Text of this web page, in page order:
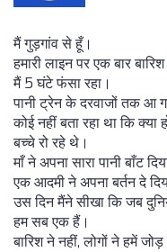
मैं गुड़गांव से हूँ।
हमारी लाइन पर एक बार
मैं 5 घंटे फंसा रहा।
पानी ट्रेन के दरवाजों तक आ
कोई नहीं बता रहा था कि क्या
बच्चे रो रहे थे।
माँ ने अपना सारा पानी बाँट
एक आदमी ने अपना बर्तन दे
उस दिन मैंने सीखा कि जब
हम सब एक हैं।
बारिश ने नहीं, लोगों ने हमें जोड़